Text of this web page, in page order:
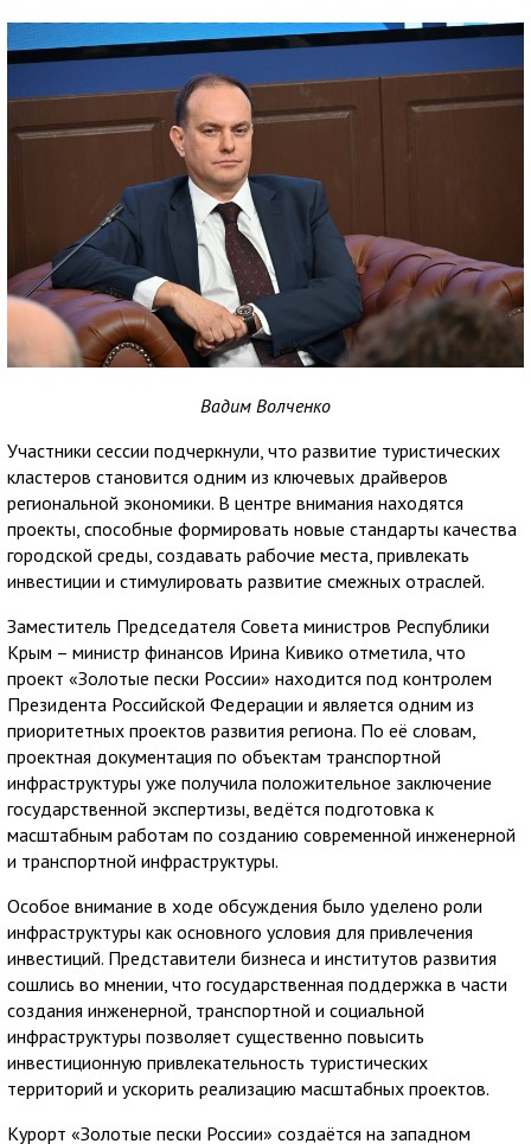
Вадим Волченко
Участники сессии подчеркнули, что развитие туристических
кластеров становится одним из ключевых драйверов
региональной экономики. В центре внимания находятся
проекты, способные формировать новые стандарты качества
городской среды, создавать рабочие места, привлекать
инвестиции и стимулировать развитие смежных отраслей.
Заместитель Председателя Совета министров Республики
Крым – министр финансов Ирина Кивико отметила, что
проект «Золотые пески России» находится под контролем
Президента Российской Федерации и является одним из
приоритетных проектов развития региона. По её словам,
проектная документация по объектам транспортной
инфраструктуры уже получила положительное заключение
государственной экспертизы, ведётся подготовка к
масштабным работам по созданию современной инженерной
и транспортной инфраструктуры.
Особое внимание в ходе обсуждения было уделено роли
инфраструктуры как основного условия для привлечения
инвестиций. Представители бизнеса и институтов развития
сошлись во мнении, что государственная поддержка в части
создания инженерной, транспортной и социальной
инфраструктуры позволяет существенно повысить
инвестиционную привлекательность туристических
территорий и ускорить реализацию масштабных проектов.
Курорт «Золотые пески России» создаётся на западном